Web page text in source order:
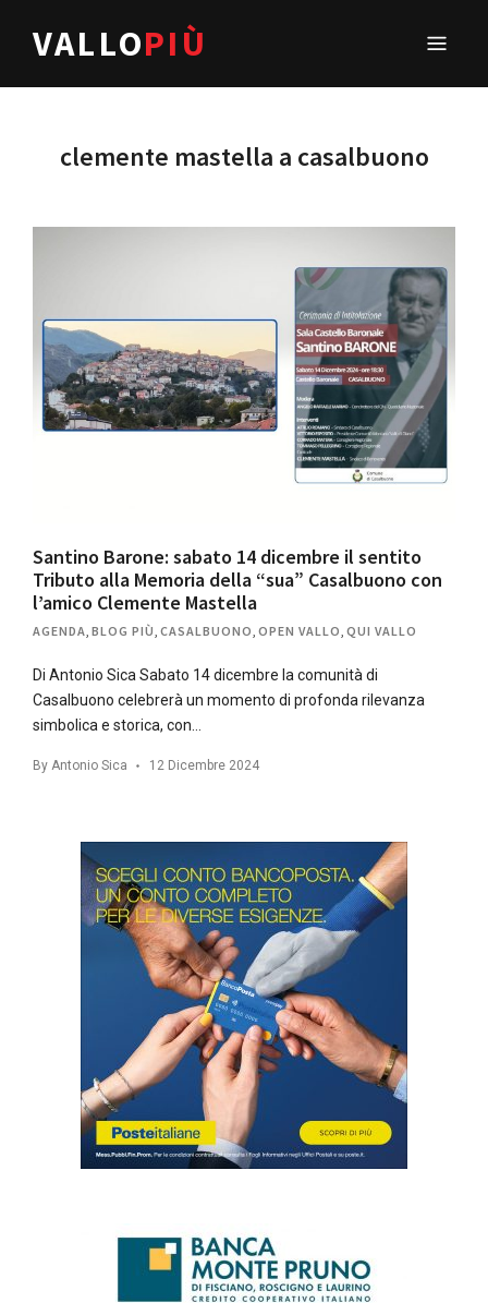
VALLOPIÙ
clemente mastella a casalbuono
Santino Barone: sabato 14 dicembre il sentito
Tributo alla Memoria della “sua” Casalbuono con
l’amico Clemente Mastella
AGENDA BLOG PIÙ CASALBUONO OPEN VALLO QUI VALLO
Di Antonio Sica Sabato 14 dicembre la comunità di
Casalbuono celebrerà un momento di profonda rilevanza
simbolica e storica, con…
By Antonio Sica 12 Dicembre 2024